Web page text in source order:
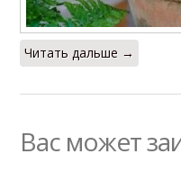
Читать дальше →
Вас может